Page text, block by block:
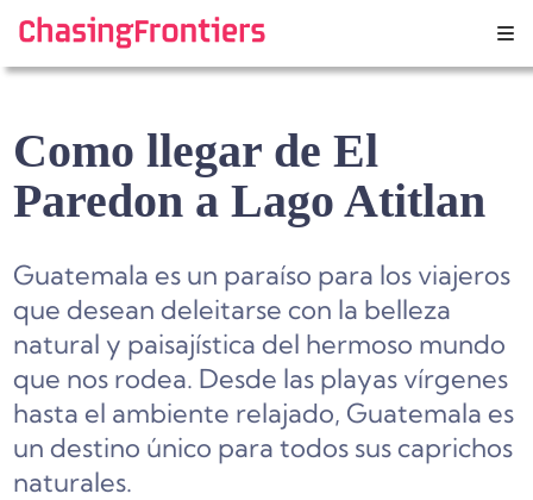
content
Como llegar de El
Paredon a Lago Atitlan
Guatemala es un paraíso para los viajeros
que desean deleitarse con la belleza
natural y paisajística del hermoso mundo
que nos rodea. Desde las playas vírgenes
hasta el ambiente relajado, Guatemala es
un destino único para todos sus caprichos
naturales.